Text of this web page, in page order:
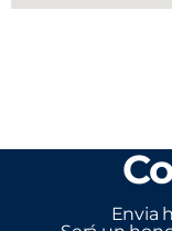
Envia